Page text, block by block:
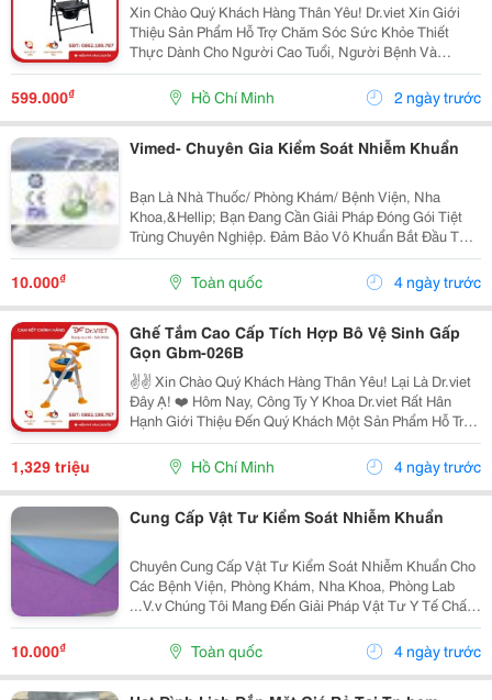
Xin Chào Quý Khách Hàng Thân Yêu! Dr.viet Xin Giới
Thiệu Sản Phẩm Hỗ Trợ Chăm Sóc Sức Khỏe Thiết
Thực Dành Cho Người Cao Tuổi, Người Bệnh Và
Người Hạn Chế Vận Động &Ndash; Ghế Bô Gbm-022.
Ghế Bô Gbm-022 Được Thiết Kế Với Khung Thép Hợp
Kim Sơn...
599.000₫ Hồ Chí Minh 2 ngày trước
Vimed- Chuyên Gia Kiểm Soát Nhiễm Khuẩn
Bạn Là Nhà Thuốc/ Phòng Khám/ Bệnh Viện, Nha
Khoa,&Hellip; Bạn Đang Cần Giải Pháp Đóng Gói Tiệt
Trùng Chuyên Nghiệp. Đảm Bảo Vô Khuẩn Bắt Đầu Từ
Bao Bì Chất Lượng. Chúng Tôi Mang Đến Giải Pháp Vật
Tư Y Tế: Chất Lượng Hàng Đầu &Ndash; Dịch Vụ Tận...
10.000₫ Toàn quốc 4 ngày trước
Ghế Tắm Cao Cấp Tích Hợp Bô Vệ Sinh Gấp
Gọn Gbm-026B
✌️✌️ Xin Chào Quý Khách Hàng Thân Yêu! Lại Là Dr.viet
Đây Ạ! ❤️ Hôm Nay, Công Ty Y Khoa Dr.viet Rất Hân
Hạnh Giới Thiệu Đến Quý Khách Một Sản Phẩm Hỗ Trợ
Chăm Sóc Sức Khỏe Tại Nhà Vô Cùng Tiện Lợi, Giúp
Người Sử Dụng Tắm Rửa Và Vệ Sinh Cá Nhân Dễ...
1,329 triệu Hồ Chí Minh 4 ngày trước
Cung Cấp Vật Tư Kiểm Soát Nhiễm Khuẩn
Chuyên Cung Cấp Vật Tư Kiểm Soát Nhiễm Khuẩn Cho
Các Bệnh Viện, Phòng Khám, Nha Khoa, Phòng Lab
...V.v Chúng Tôi Mang Đến Giải Pháp Vật Tư Y Tế Chất
Lượng Vượt Trội &Ndash; Chính Hãng &Ndash; Chuẩn
Quốc Tế: Túi Ép Tiệt Trùng (Tự Dán &Amp;...
10.000₫ Toàn quốc 4 ngày trước